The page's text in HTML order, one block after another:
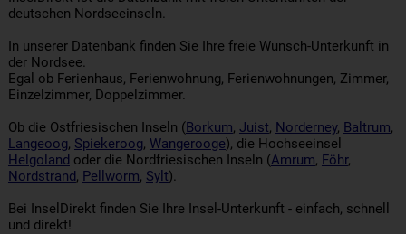
deutschen Nordseeinseln.
In unserer Datenbank finden Sie Ihre freie Wunsch-Unterkunft in
der Nordsee.
Egal ob Ferienhaus, Ferienwohnung, Ferienwohnungen, Zimmer,
Einzelzimmer, Doppelzimmer.
Ob die Ostfriesischen Inseln (Borkum, Juist, Norderney, Baltrum,
Langeoog, Spiekeroog, Wangerooge), die Hochseeinsel
Helgoland oder die Nordfriesischen Inseln (Amrum, Föhr,
Nordstrand, Pellworm, Sylt).
Bei InselDirekt finden Sie Ihre Insel-Unterkunft - einfach, schnell
und direkt!